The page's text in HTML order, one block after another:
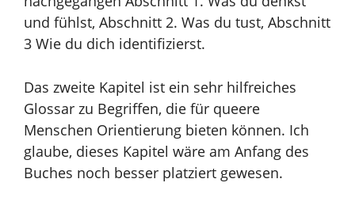
und fühlst, Abschnitt 2. Was du tust, Abschnitt
3 Wie du dich identifizierst.
Das zweite Kapitel ist ein sehr hilfreiches
Glossar zu Begriffen, die für queere
Menschen Orientierung bieten können. Ich
glaube, dieses Kapitel wäre am Anfang des
Buches noch besser platziert gewesen.